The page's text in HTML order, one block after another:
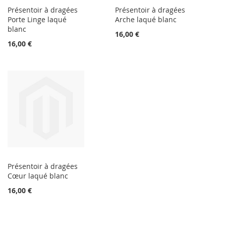
Présentoir à dragées
Porte Linge laqué
blanc
16,00 €
Présentoir à dragées
Arche laqué blanc
16,00 €
Présentoir à dragées
Cœur laqué blanc
16,00 €